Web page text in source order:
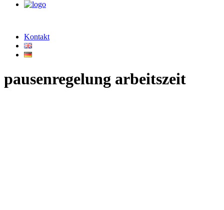
Kontakt
pausenregelung arbeitszeit